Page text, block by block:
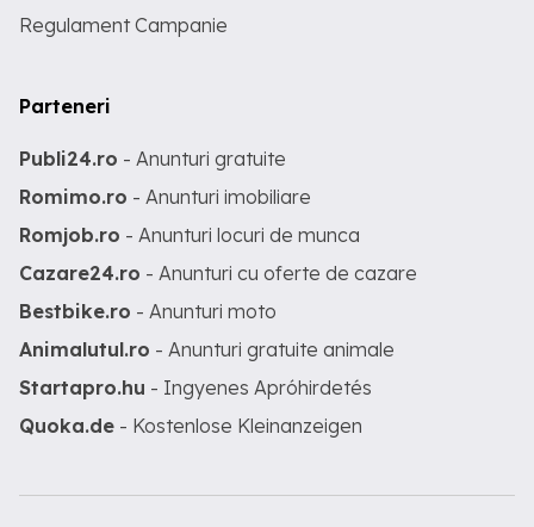
Regulament Campanie
Parteneri
Publi24.ro - Anunturi gratuite
Romimo.ro - Anunturi imobiliare
Romjob.ro - Anunturi locuri de munca
Cazare24.ro - Anunturi cu oferte de cazare
Bestbike.ro - Anunturi moto
Animalutul.ro - Anunturi gratuite animale
Startapro.hu - Ingyenes Apróhirdetés
Quoka.de - Kostenlose Kleinanzeigen